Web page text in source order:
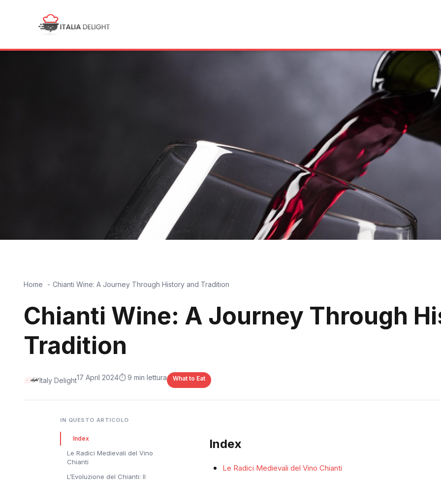
Home Chianti Wine: A Journey Through History and Tradition
Chianti Wine: A Journey Through
Tradition
Italy Delight17 April 2024⏱️ 9 min lettura What to Eat
IN QUESTO ARTICOLO
Index
Le Radici Medievali del Vino
Chianti
L’Evoluzione del Chianti: Il
Index
Le Radici Medievali del Vino Chianti